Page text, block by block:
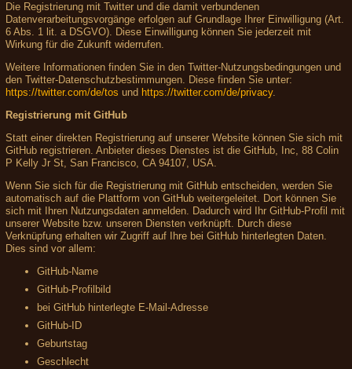
Die Registrierung mit Twitter und die damit verbundenen
Datenverarbeitungsvorgänge erfolgen auf Grundlage Ihrer Einwilligung (Art.
6 Abs. 1 lit. a DSGVO). Diese Einwilligung können Sie jederzeit mit
Wirkung für die Zukunft widerrufen.
Weitere Informationen finden Sie in den Twitter-Nutzungsbedingungen und
den Twitter-Datenschutzbestimmungen. Diese finden Sie unter:
https://twitter.com/de/tos und https://twitter.com/de/privacy.
Registrierung mit GitHub
Statt einer direkten Registrierung auf unserer Website können Sie sich mit
GitHub registrieren. Anbieter dieses Dienstes ist die GitHub, Inc, 88 Colin
P Kelly Jr St, San Francisco, CA 94107, USA.
Wenn Sie sich für die Registrierung mit GitHub entscheiden, werden Sie
automatisch auf die Plattform von GitHub weitergeleitet. Dort können Sie
sich mit Ihren Nutzungsdaten anmelden. Dadurch wird Ihr GitHub-Profil mit
unserer Website bzw. unseren Diensten verknüpft. Durch diese
Verknüpfung erhalten wir Zugriff auf Ihre bei GitHub hinterlegten Daten.
Dies sind vor allem:
GitHub-Name
GitHub-Profilbild
bei GitHub hinterlegte E-Mail-Adresse
GitHub-ID
Geburtstag
Geschlecht